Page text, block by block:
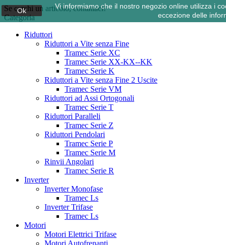
Se cerchi un articolo, contattaci!
Categoria
Riduttori
Riduttori a Vite senza Fine
Tramec Serie XC
Tramec Serie XX-KX--KK
Tramec Serie K
Riduttori a Vite senza Fine 2 Uscite
Tramec Serie VM
Riduttori ad Assi Ortogonali
Tramec Serie T
Riduttori Paralleli
Tramec Serie Z
Riduttori Pendolari
Tramec Serie P
Tramec Serie M
Rinvii Angolari
Tramec Serie R
Inverter
Inverter Monofase
Tramec Ls
Inverter Trifase
Tramec Ls
Motori
Motori Elettrici Trifase
Motori Autofrenanti
Ok
Vi informiamo che il nostro negozio online utilizza i
eccezione delle